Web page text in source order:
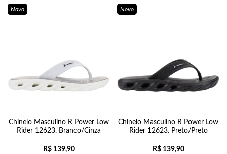
Novo
Chinelo Masculino R Power Low
Rider 12623. Branco/Cinza
R$139,90
Novo
Chinelo Masculino R Power Low
Rider 12623. Preto/Preto
R$139,90